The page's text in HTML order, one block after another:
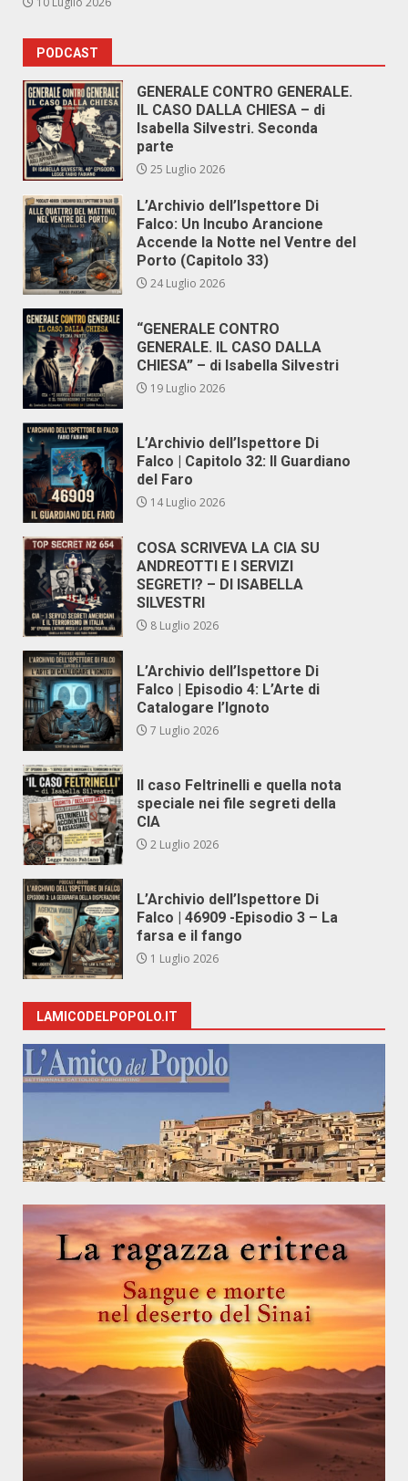
PODCAST
GENERALE CONTRO GENERALE.
IL CASO DALLA CHIESA – di
Isabella Silvestri. Seconda
parte
25 Luglio 2026
L’Archivio dell’Ispettore Di
Falco: Un Incubo Arancione
Accende la Notte nel Ventre del
Porto (Capitolo 33)
24 Luglio 2026
“GENERALE CONTRO
GENERALE. IL CASO DALLA
CHIESA” – di Isabella Silvestri
19 Luglio 2026
L’Archivio dell’Ispettore Di
Falco | Capitolo 32: Il Guardiano
del Faro
14 Luglio 2026
COSA SCRIVEVA LA CIA SU
ANDREOTTI E I SERVIZI
SEGRETI? – DI ISABELLA
SILVESTRI
8 Luglio 2026
L’Archivio dell’Ispettore Di
Falco | Episodio 4: L’Arte di
Catalogare l’Ignoto
7 Luglio 2026
Il caso Feltrinelli e quella nota
speciale nei file segreti della
CIA
2 Luglio 2026
L’Archivio dell’Ispettore Di
Falco | 46909 -Episodio 3 – La
farsa e il fango
1 Luglio 2026
LAMICODELPOPOLO.IT